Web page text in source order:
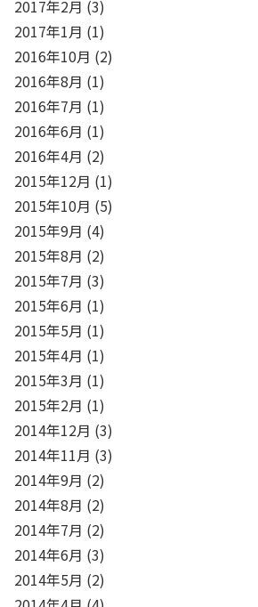
2017年2月 (3)
2017年1月 (1)
2016年10月 (2)
2016年8月 (1)
2016年7月 (1)
2016年6月 (1)
2016年4月 (2)
2015年12月 (1)
2015年10月 (5)
2015年9月 (4)
2015年8月 (2)
2015年7月 (3)
2015年6月 (1)
2015年5月 (1)
2015年4月 (1)
2015年3月 (1)
2015年2月 (1)
2014年12月 (3)
2014年11月 (3)
2014年9月 (2)
2014年8月 (2)
2014年7月 (2)
2014年6月 (3)
2014年5月 (2)